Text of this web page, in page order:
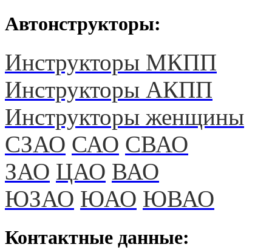
Автонструкторы:
Инструкторы МКПП
Инструкторы АКПП
Инструкторы женщины
СЗАО САО СВАО
ЗАО ЦАО ВАО
ЮЗАО ЮАО ЮВАО
Контактные данные: